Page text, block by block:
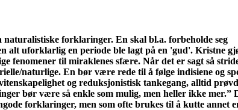
forklaringer. En skal bl.a. forbeholde seg
alt uforklarlig en periode ble lagt på en 'gud'. Kristne
fenomener til miraklenes sfære. Når det er sagt så
naturlige. En bør være rede til å følge indisiene og
og reduksjonistisk tankegang, alltid
bør være så enkle som mulig, men heller ikke mer.”
forklaringer, men som ofte brukes til å kutte annet